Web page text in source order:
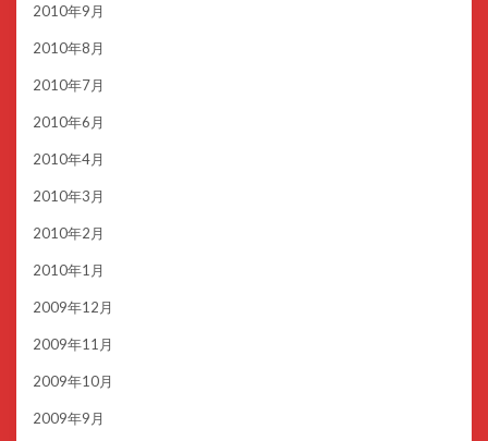
2010年9月
2010年8月
2010年7月
2010年6月
2010年4月
2010年3月
2010年2月
2010年1月
2009年12月
2009年11月
2009年10月
2009年9月